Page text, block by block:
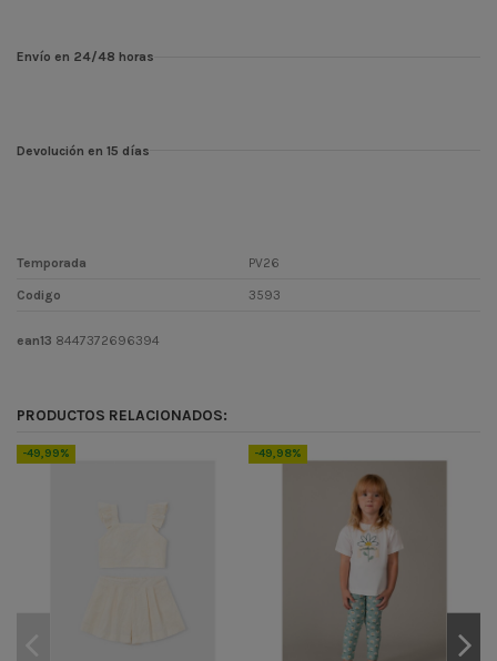
Envío en 24/48 horas
Devolución en 15 días
Temporada PV26
Codigo 3593
ean13 8447372696394
PRODUCTOS RELACIONADOS:
-49,99% -49,98%